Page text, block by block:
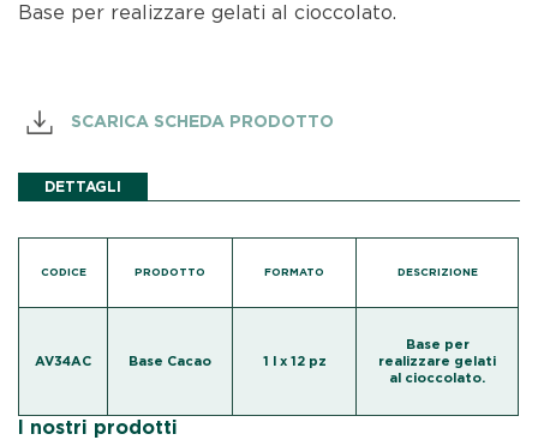
Base per realizzare gelati al cioccolato.
SCARICA SCHEDA PRODOTTO
DETTAGLI
CODICE PRODOTTO
AV34AC Base Cacao
FORMATO DESCRIZIONE
1 l x 12 pz
Base per
realizzare gelati
al cioccolato.
I nostri prodotti